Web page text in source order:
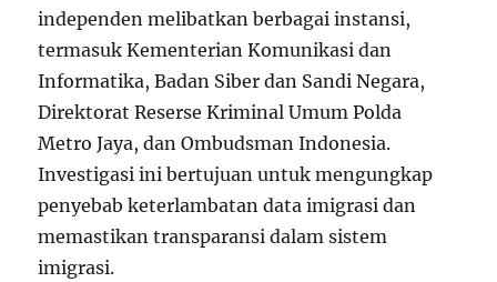
independen melibatkan berbagai instansi,
termasuk Kementerian Komunikasi dan
Informatika, Badan Siber dan Sandi Negara,
Direktorat Reserse Kriminal Umum Polda
Metro Jaya, dan Ombudsman Indonesia.
Investigasi ini bertujuan untuk mengungkap
penyebab keterlambatan data imigrasi dan
memastikan transparansi dalam sistem
imigrasi.